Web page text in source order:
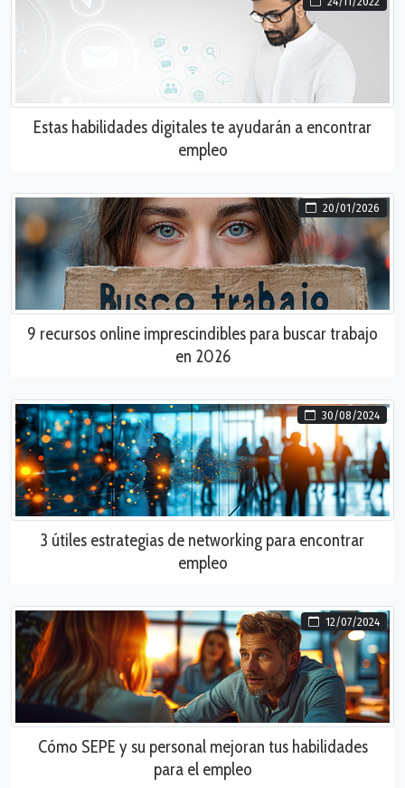
Estas habilidades digitales te ayudarán a encontrar
empleo
20/01/2026
9 recursos online imprescindibles para buscar trabajo
en 2026
30/08/2024
3 útiles estrategias de networking para encontrar
empleo
12/07/2024
Cómo SEPE y su personal mejoran tus habilidades
para el empleo